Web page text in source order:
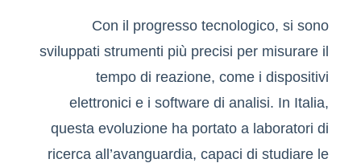
Con il progresso tecnologico, si sono
sviluppati strumenti più precisi per misurare il
tempo di reazione, come i dispositivi
elettronici e i software di analisi. In Italia,
questa evoluzione ha portato a laboratori di
ricerca all’avanguardia, capaci di studiare le